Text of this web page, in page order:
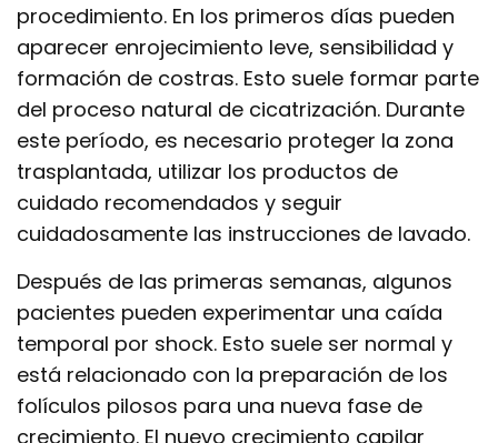
procedimiento. En los primeros días pueden
aparecer enrojecimiento leve, sensibilidad y
formación de costras. Esto suele formar parte
del proceso natural de cicatrización. Durante
este período, es necesario proteger la zona
trasplantada, utilizar los productos de
cuidado recomendados y seguir
cuidadosamente las instrucciones de lavado.
Después de las primeras semanas, algunos
pacientes pueden experimentar una caída
temporal por shock. Esto suele ser normal y
está relacionado con la preparación de los
folículos pilosos para una nueva fase de
crecimiento. El nuevo crecimiento capilar